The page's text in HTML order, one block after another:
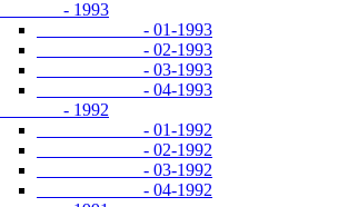
- 1993
- 01-1993
- 02-1993
- 03-1993
- 04-1993
- 1992
- 01-1992
- 02-1992
- 03-1992
- 04-1992